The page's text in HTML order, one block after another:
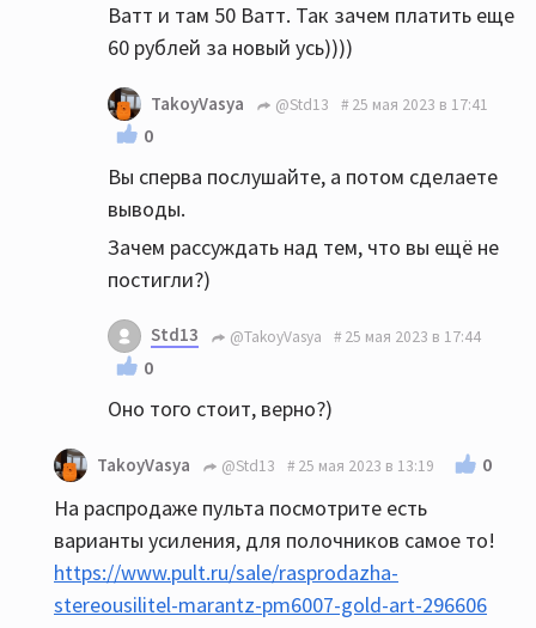
Ватт и там 50 Ватт. Так зачем платить еще
60 рублей за новый усь))))
TakoyVasya @Std13 25 мая 2023 в 17:41
0
Вы сперва послушайте, а потом сделаете
выводы.
Зачем рассуждать над тем, что вы ещё не
постигли?)
Std13 @TakoyVasya 25 мая 2023 в 17:44
0
Оно того стоит, верно?)
TakoyVasya @Std13 25 мая 2023 в 13:19 0
На распродаже пульта посмотрите есть
варианты усиления, для полочников самое то!
https://www.pult.ru/sale/rasprodazha-
stereousilitel-marantz-pm6007-gold-art-296606